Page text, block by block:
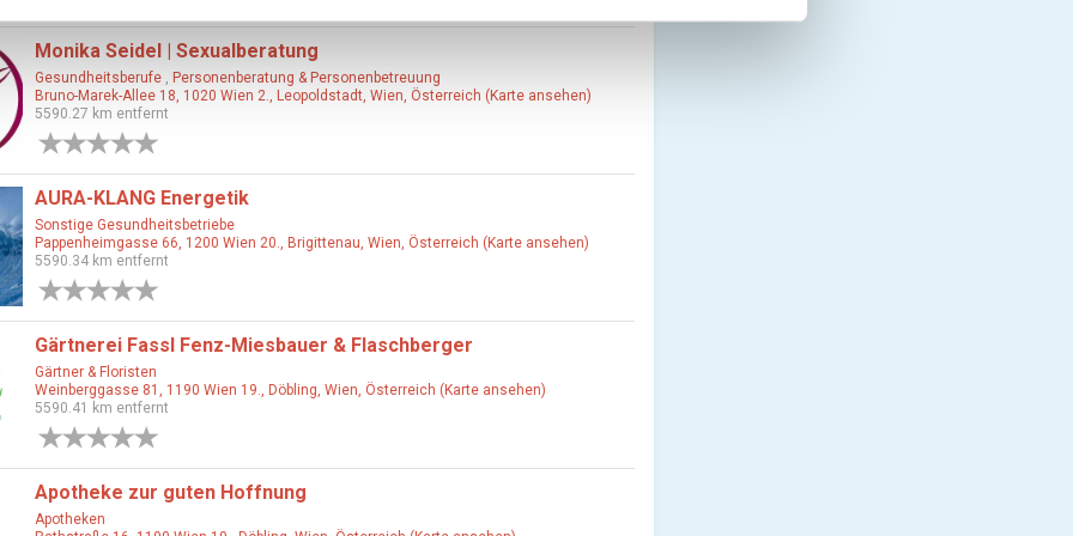
Monika Seidel | Sexualberatung
Gesundheitsberufe , Personenberatung & Personenbetreuung
Bruno-Marek-Allee 18, 1020 Wien 2., Leopoldstadt, Wien, Österreich (Karte ansehen)
5590.27 km entfernt
AURA-KLANG Energetik
Sonstige Gesundheitsbetriebe
Pappenheimgasse 66, 1200 Wien 20., Brigittenau, Wien, Österreich (Karte ansehen)
5590.34 km entfernt
Gärtnerei Fassl Fenz-Miesbauer & Flaschberger
Gärtner & Floristen
Weinberggasse 81, 1190 Wien 19., Döbling, Wien, Österreich (Karte ansehen)
5590.41 km entfernt
Apotheke zur guten Hoffnung
Apotheken